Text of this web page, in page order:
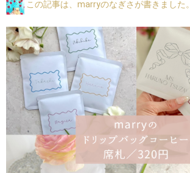
この記事は、marryのなぎさが書きました。